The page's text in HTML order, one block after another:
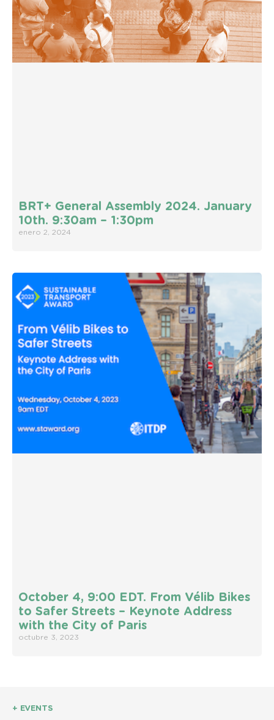
BRT+ General Assembly 2024. January
10th. 9:30am – 1:30pm
enero 2, 2024
October 4, 9:00 EDT. From Vélib Bikes
to Safer Streets – Keynote Address
with the City of Paris
octubre 3, 2023
+ EVENTS